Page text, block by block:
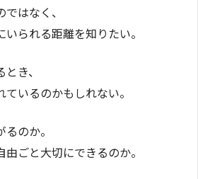
はなく、
られる距離を知りたい。
き、
いるのかもしれない。
のか。
ごと大切にできるのか。